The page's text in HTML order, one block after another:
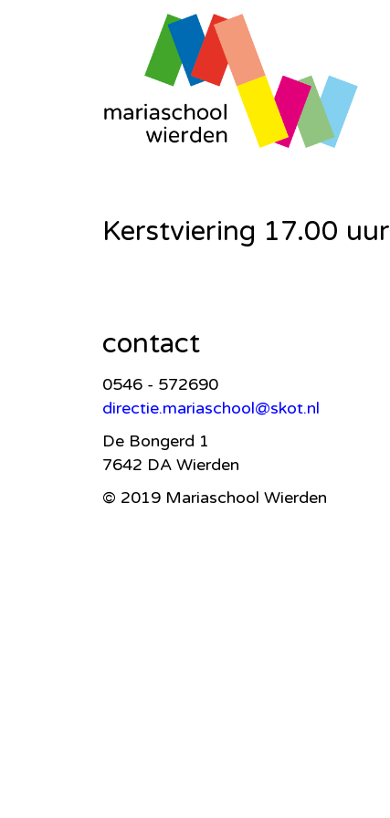
Kerstviering 17.00 uur
contact
0546 - 572690
directie.mariaschool@skot.nl
De Bongerd 1
7642 DA Wierden
© 2019 Mariaschool Wierden